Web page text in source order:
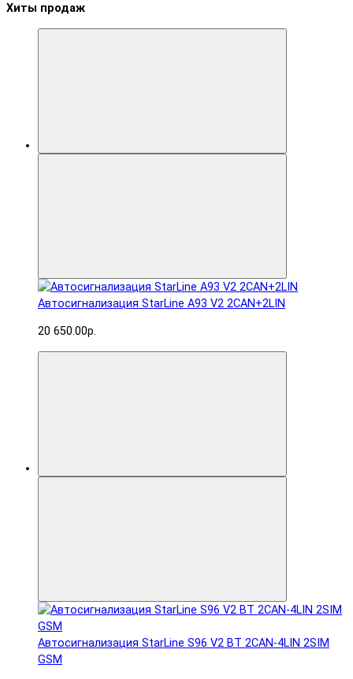
Хиты продаж
Автосигнализация StarLine A93 V2 2CAN+2LIN
20 650.00р.
Автосигнализация StarLine S96 V2 BT 2CAN-4LIN 2SIM
GSM